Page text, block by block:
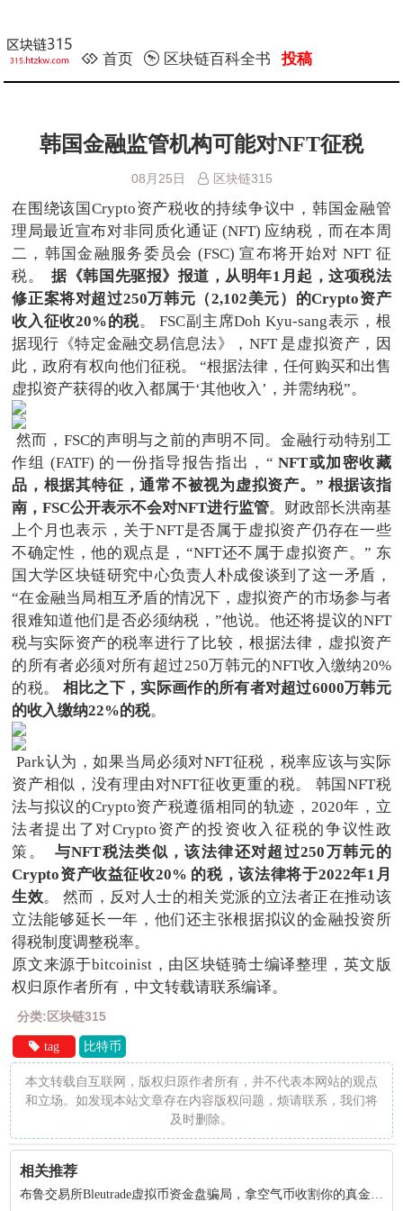
首页 区块链百科全书 投稿
韩国金融监管机构可能对NFT征税
08月25日 区块链315
在围绕该国Crypto资产税收的持续争议中，韩国金融管
理局最近宣布对非同质化通证 (NFT) 应纳税，而在本周
二，韩国金融服务委员会 (FSC) 宣布将开始对 NFT 征
税。据《韩国先驱报》报道，从明年1月起，这项税法
修正案将对超过250万韩元（2,102美元）的Crypto资产
收入征收20%的税。 FSC副主席Doh Kyu-sang表示，根
据现行《特定金融交易信息法》，NFT 是虚拟资产，因
此，政府有权向他们征税。 “根据法律，任何购买和出售
虚拟资产获得的收入都属于‘其他收入’，并需纳税”。
然而，FSC的声明与之前的声明不同。金融行动特别工
作组 (FATF) 的一份指导报告指出，“NFT或加密收藏
品，根据其特征，通常不被视为虚拟资产。” 根据该指
南，FSC公开表示不会对NFT进行监管。财政部长洪南基
上个月也表示，关于NFT是否属于虚拟资产仍存在一些
不确定性，他的观点是，“NFT还不属于虚拟资产。” 东
国大学区块链研究中心负责人朴成俊谈到了这一矛盾，
“在金融当局相互矛盾的情况下，虚拟资产的市场参与者
很难知道他们是否必须纳税，”他说。他还将提议的NFT
税与实际资产的税率进行了比较，根据法律，虚拟资产
的所有者必须对所有超过250万韩元的NFT收入缴纳20%
的税。 相比之下，实际画作的所有者对超过6000万韩元
的收入缴纳22%的税。
Park认为，如果当局必须对NFT征税，税率应该与实际
资产相似，没有理由对NFT征收更重的税。 韩国NFT税
法与拟议的Crypto资产税遵循相同的轨迹，2020年，立
法者提出了对Crypto资产的投资收入征税的争议性政
策。 与NFT税法类似，该法律还对超过250万韩元的
Crypto资产收益征收20% 的税，该法律将于2022年1月
生效。 然而，反对人士的相关党派的立法者正在推动该
立法能够延长一年，他们还主张根据拟议的金融投资所
得税制度调整税率。
原文来源于bitcoinist，由区块链骑士编译整理，英文版
权归原作者所有，中文转载请联系编译。
分类:区块链315
tag 比特币
本文转载自互联网，版权归原作者所有，并不代表本网站的观点
和立场。如发现本站文章存在内容版权问题，烦请联系，我们将
及时删除。
相关推荐
布鲁交易所Bleutrade虚拟币资金盘骗局，拿空气币收割你的真金白银！